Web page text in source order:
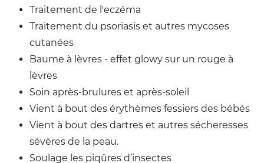
Traitement de l'eczéma
Traitement du psoriasis et autres mycoses
cutanées
Baume à lèvres - effet glowy sur un rouge à
lèvres
Soin après-brulures et après-soleil
Vient à bout des érythèmes fessiers des bébés
Vient à bout des dartres et autres sécheresses
sévères de la peau.
Soulage les piqûres d’insectes